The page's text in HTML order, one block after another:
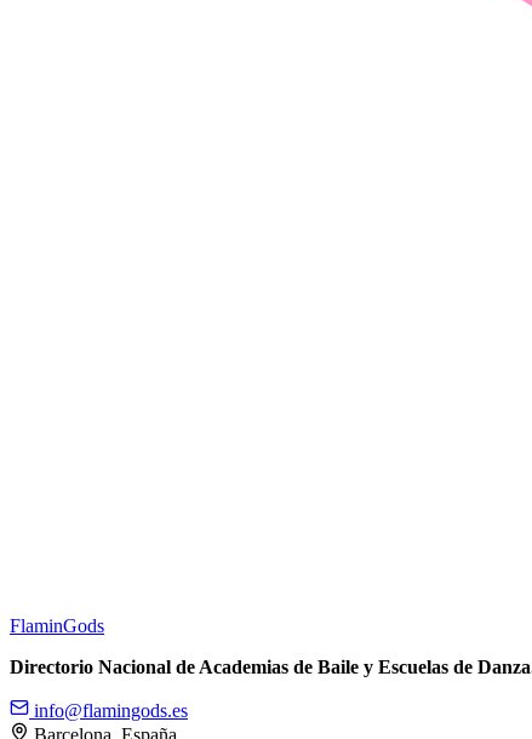
FlaminGods
Directorio Nacional de Academias de Baile y Escuelas de
info@flamingods.es